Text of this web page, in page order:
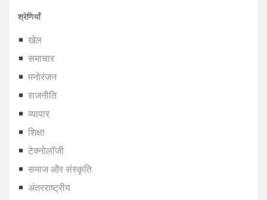
श्रेणियाँ
खेल
समाचार
मनोरंजन
राजनीति
व्यापार
शिक्षा
टेक्नोलॉजी
समाज और संस्कृति
अंतरराष्ट्रीय